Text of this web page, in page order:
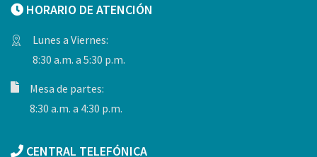
HORARIO DE ATENCIÓN
Lunes a Viernes:
8:30 a.m. a 5:30 p.m.
Mesa de partes:
8:30 a.m. a 4:30 p.m.
CENTRAL TELEFÓNICA